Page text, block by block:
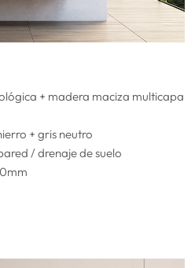
+ madera maciza multicapa
+ gris neutro
/ drenaje de suelo